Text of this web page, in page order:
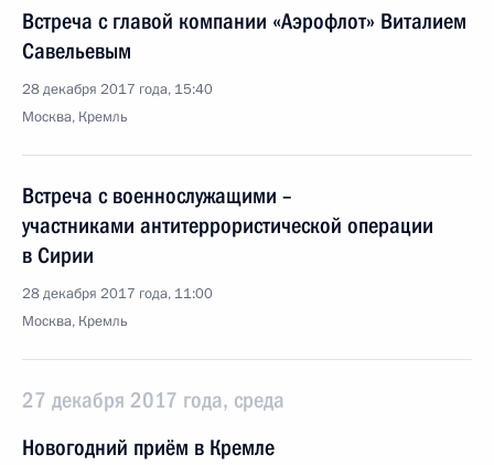
Встреча с главой компании «Аэрофлот» Виталием
Савельевым
28 декабря 2017 года, 15:40
Москва, Кремль
Встреча с военнослужащими –
участниками антитеррористической операции
в Сирии
28 декабря 2017 года, 11:00
Москва, Кремль
27 декабря 2017 года, среда
Новогодний приём в Кремле